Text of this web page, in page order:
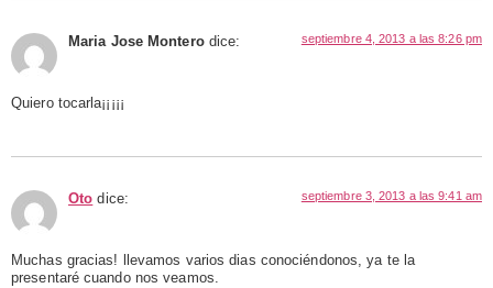
Maria Jose Montero dice: septiembre 4, 2013 a las 8:26 pm
Quiero tocarla¡¡¡¡¡
Oto dice: septiembre 3, 2013 a las 9:41 am
Muchas gracias! llevamos varios dias conociéndonos, ya te la
presentaré cuando nos veamos.